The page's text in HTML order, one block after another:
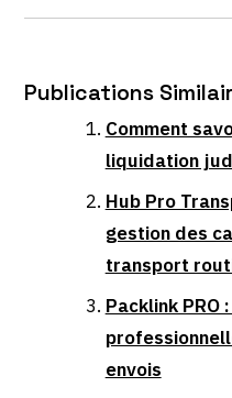
Publications
Comment
liquidation
Hub Pro
gestion des
transport
Packlink PRO
envois